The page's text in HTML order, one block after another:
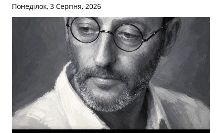
Понеділок, 3 Серпня, 2026